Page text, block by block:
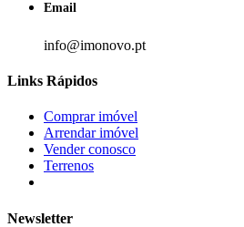
Email
info@imonovo.pt
Links Rápidos
Comprar imóvel
Arrendar imóvel
Vender conosco
Terrenos
Newsletter